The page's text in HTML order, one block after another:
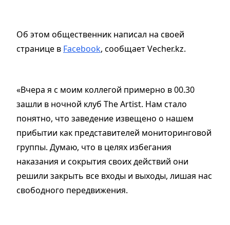
Об этом общественник написал на своей
странице в Facebook, сообщает Vecher.kz.
«Вчера я с моим коллегой примерно в 00.30
зашли в ночной клуб The Artist. Нам стало
понятно, что заведение извещено о нашем
прибытии как представителей мониторинговой
группы. Думаю, что в целях избегания
наказания и сокрытия своих действий они
решили закрыть все входы и выходы, лишая нас
свободного передвижения.